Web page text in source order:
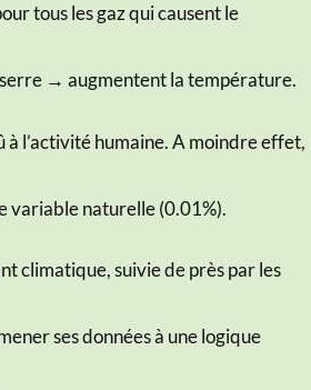
tous les gaz qui causent le
→ augmentent la température.
à l’activité humaine. A moindre effet,
variable naturelle (0.01%).
climatique, suivie de près par les
ses données à une logique